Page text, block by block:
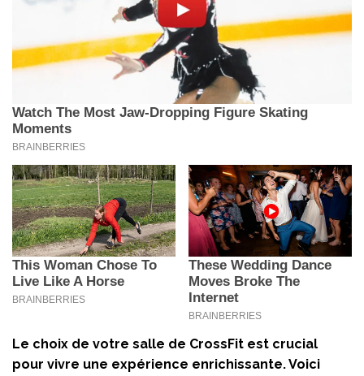
Le choix de votre salle de CrossFit est crucial
pour vivre une expérience enrichissante. Voici